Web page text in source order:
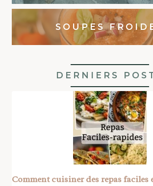
SOUPES
DERNIERS
Comment cuisiner des repas faciles